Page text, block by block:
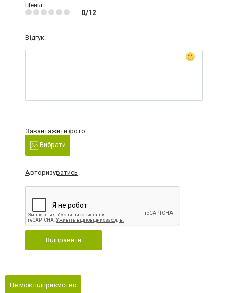
Цены
0/12
Відгук:
Завантажити фото:
Вибрати
Авторизуватись
Відправити
Це моє підприємство